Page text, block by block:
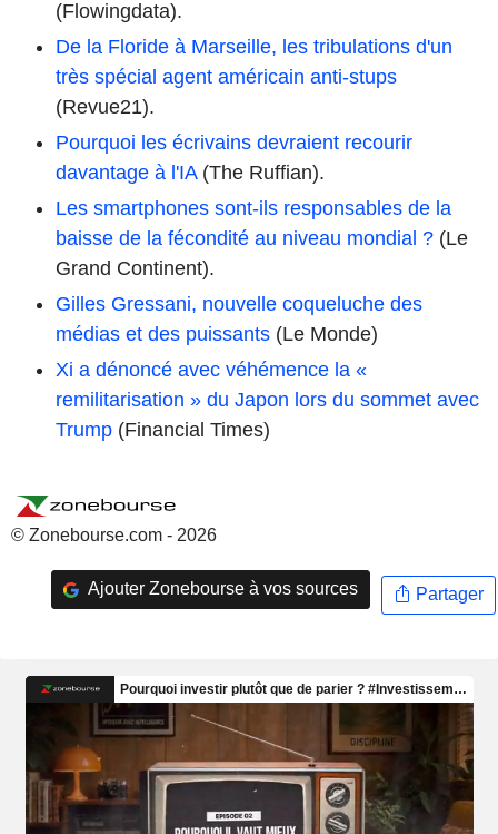
(Flowingdata).
De la Floride à Marseille, les tribulations d'un
très spécial agent américain anti-stups
(Revue21).
Pourquoi les écrivains devraient recourir
davantage à l'IA(The Ruffian).
Les smartphones sont-ils responsables de la
baisse de la fécondité au niveau mondial ? (Le
Grand Continent).
Gilles Gressani, nouvelle coqueluche des
médias et des puissants (Le Monde)
Xi a dénoncé avec véhémence la «
remilitarisation » du Japon lors du sommet avec
Trump (Financial Times)
© Zonebourse.com - 2026
Ajouter Zonebourse à vos sources Partager